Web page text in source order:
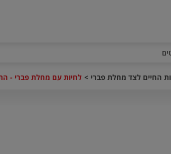
החיים לצד מחלת פברי לחיות עם מחלת פברי -